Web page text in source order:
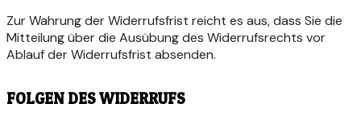
Zur Wahrung der Widerrufsfrist reicht es aus, dass Sie die
Mitteilung über die Ausübung des Widerrufsrechts vor
Ablauf der Widerrufsfrist absenden.
FOLGEN DES WIDERRUFS